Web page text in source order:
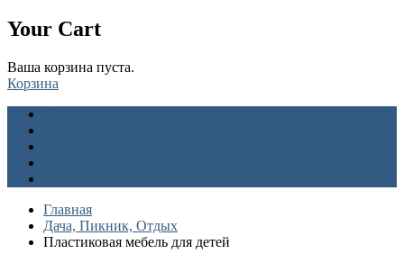
Your Cart
Ваша корзина пуста.
Корзина
Главная
Дача, Пикник, Отдых
Пластиковая мебель для детей